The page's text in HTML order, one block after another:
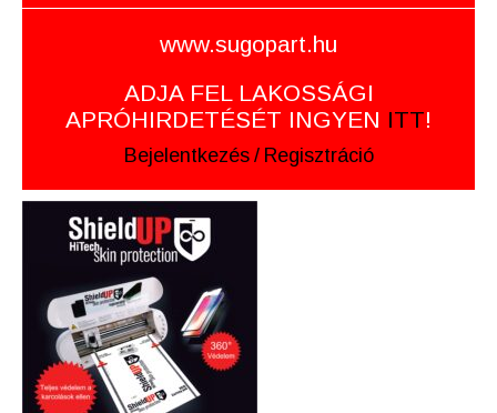
www.sugopart.hu
ADJA FEL LAKOSSÁGI
APRÓHIRDETÉSÉT INGYEN ITT!
Bejelentkezés / Regisztráció